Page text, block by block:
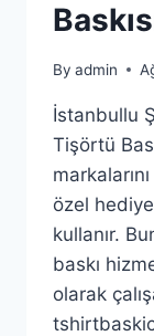
By admin
İstanbullu
Tişörtü
özel
kullanır.
baskı
olarak